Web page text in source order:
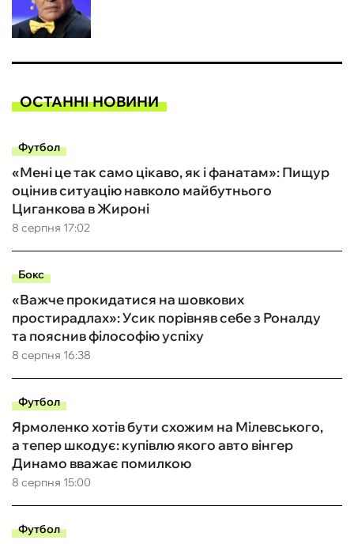
ОСТАННІ НОВИНИ
Футбол
8 серпня 17:02
«Мені це так само цікаво, як і фанатам»: Пищур
оцінив ситуацію навколо майбутнього
Циганкова в Жироні
Бокс
8 серпня 16:38
«Важче прокидатися на шовкових
простирадлах»: Усик порівняв себе з Роналду
та пояснив філософію успіху
Футбол
8 серпня 15:00
Ярмоленко хотів бути схожим на Мілевського,
а тепер шкодує: купівлю якого авто вінгер
Динамо вважає помилкою
Футбол